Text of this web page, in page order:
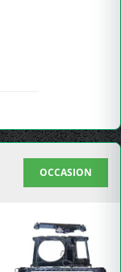
OCCASION